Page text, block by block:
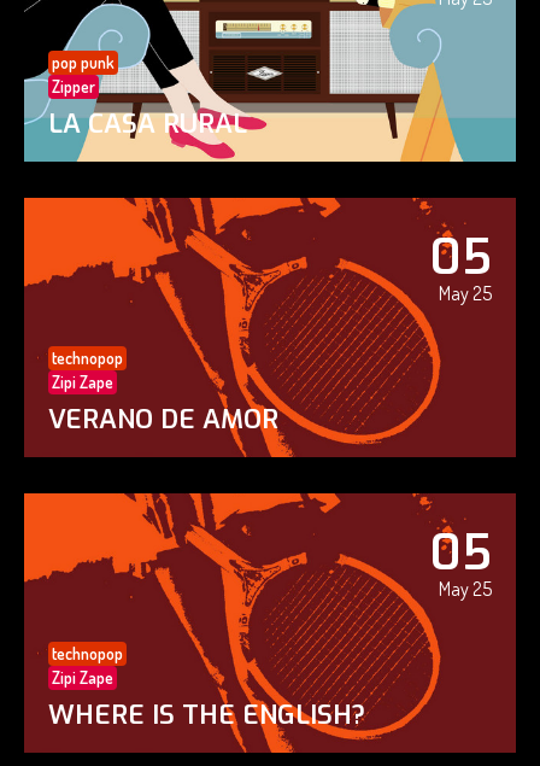
pop punk
Zipper
LA CASA RURAL
05
May 25
technopop
Zipi Zape
VERANO DE AMOR
05
May 25
technopop
Zipi Zape
WHERE IS THE ENGLISH?